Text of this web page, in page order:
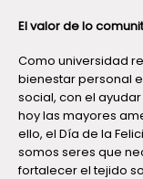
El valor de lo
Como universidad
bienestar personal
social, con el
hoy las mayores
ello, el Día de la
somos seres que
fortalecer el tejido